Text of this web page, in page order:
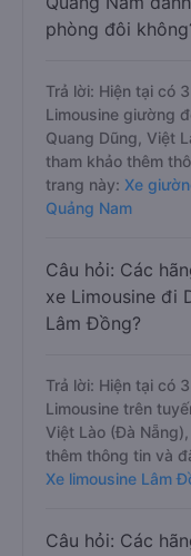
phòng đôi
Trả lời: Hiện tại có
Limousine giường
Quang Dũng, Việt
tham khảo thêm
trang này: Xe
Quảng Nam
Câu hỏi: Các
xe Limousine đi
Lâm Đồng?
Trả lời: Hiện tại có
Limousine trên
Việt Lào (Đà
thêm thông tin và
Xe limousine Lâm
Câu hỏi: Các